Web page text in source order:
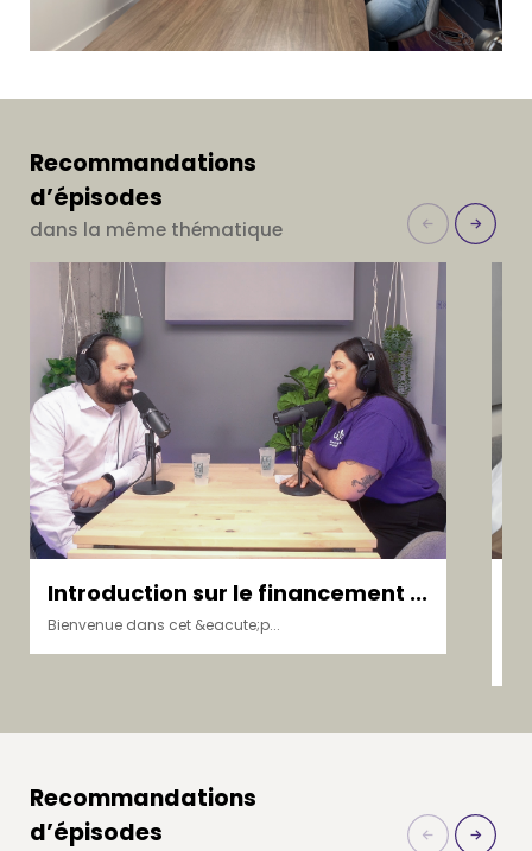
Recommandations
d’épisodes
dans la même thématique
Introduction sur le financement ...
Bienvenue dans cet &eacute;p...
Recommandations
d’épisodes